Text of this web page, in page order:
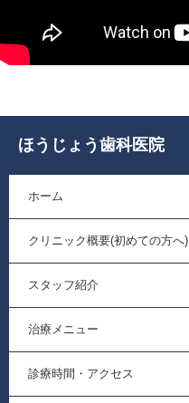
ほうじょう歯科医院
ホーム
クリニック概要(初めての方へ)
スタッフ紹介
治療メニュー
診療時間・アクセス